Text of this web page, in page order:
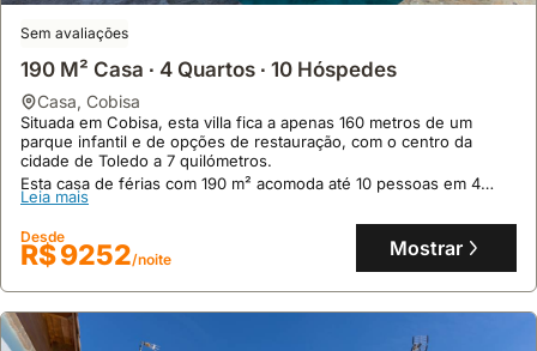
Sem avaliações
190 M² Casa ∙ 4 Quartos ∙ 10 Hóspedes
casa, Cobisa
Situada em Cobisa, esta villa fica a apenas 160 metros de um
parque infantil e de opções de restauração, com o centro da
cidade de Toledo a 7 quilómetros.
Esta casa de férias com 190 m² acomoda até 10 pessoas em 4
quartos, oferecendo ar condicionado, piscina privada sazonal e
Leia mais
Desde
R$ 9252/noite Mostrar